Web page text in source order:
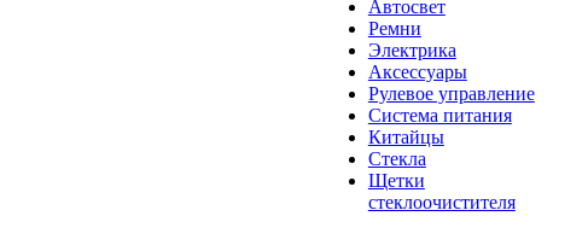
Автосвет
Ремни
Электрика
Аксессуары
Рулевое управление
Система питания
Китайцы
Стекла
Щетки
стеклоочистителя